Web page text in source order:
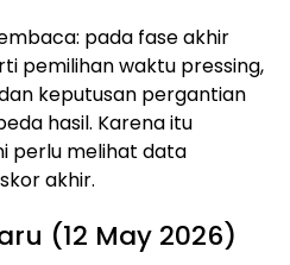
pada fase akhir
pemilihan waktu pressing,
keputusan pergantian
hasil. Karena itu
perlu melihat data
akhir.
(12 May 2026)